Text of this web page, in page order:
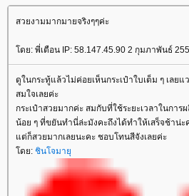
สวยงามมากมายจริงๆๆค่ะ
ดย: พี่เตือน IP: 58.147.45.90 2 กุมภาพันธ์
ดูในกระทู้แล้วไม่ค่อยเห็นกระเป๋าใบเต็ม ๆ เลย
สมใจเลยค่ะ
กระเป๋าสวยมากค่ะ สมกับที่ใช้ระยะเวลาในการ
น้อย ๆ ที่ขยันทำนี่ล่ะมังคะถึงได้ทำให้เสร็จช้าน่ะ
ต่ก็สวยมากเลยนะคะ ชอบโทนสีจังเลยค่ะ
ดย: ชินโจมายุ